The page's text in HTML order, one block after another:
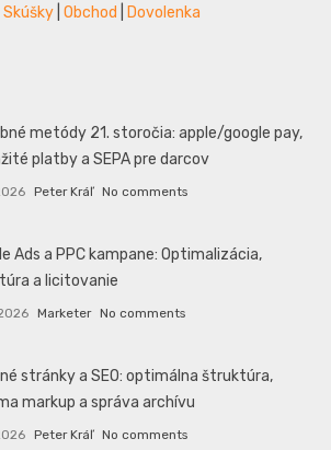
Skúšky Obchod Dovolenka
metódy 21. storočia: apple/google pay,
platby a SEPA pre darcov
Peter Kráľ No comments
Ads a PPC kampane: Optimalizácia,
a licitovanie
Marketer No comments
stránky a SEO: optimálna štruktúra,
markup a správa archívu
Peter Kráľ No comments